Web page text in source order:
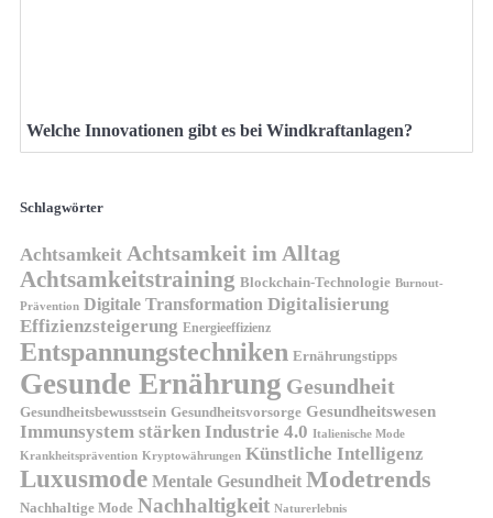
Welche Innovationen gibt es bei Windkraftanlagen?
Schlagwörter
Achtsamkeit Achtsamkeit im Alltag
Achtsamkeitstraining Blockchain-Technologie Burnout-
Prävention Digitale Transformation Digitalisierung
Effizienzsteigerung Energieeffizienz
Entspannungstechniken Ernährungstipps
Gesunde Ernährung Gesundheit
Gesundheitsbewusstsein Gesundheitsvorsorge Gesundheitswesen
Immunsystem stärken Industrie 4.0 Italienische Mode
Krankheitsprävention Kryptowährungen Künstliche Intelligenz
Luxusmode Mentale Gesundheit Modetrends
Nachhaltige Mode Nachhaltigkeit Naturerlebnis